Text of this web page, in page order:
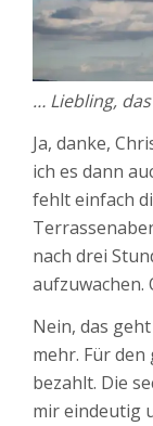
… Liebling,
Ja, danke,
ich es dann
fehlt einfach
nach drei
aufzuwachen.
Nein, das
mehr. Für
bezahlt. Die
mir eindeutig